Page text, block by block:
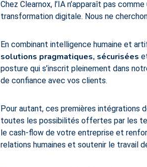
Chez Clearnox, l’IA n’apparaît pas
transformation digitale. Nous ne
En combinant intelligence humaine et
solutions pragmatiques, sécurisées
posture qui s’inscrit pleinement dans
de confiance avec vos clients.
Pour autant, ces premières intégrations
toutes les possibilités offertes par les
le cash-flow de votre entreprise et
relations humaines et soutenir le travail